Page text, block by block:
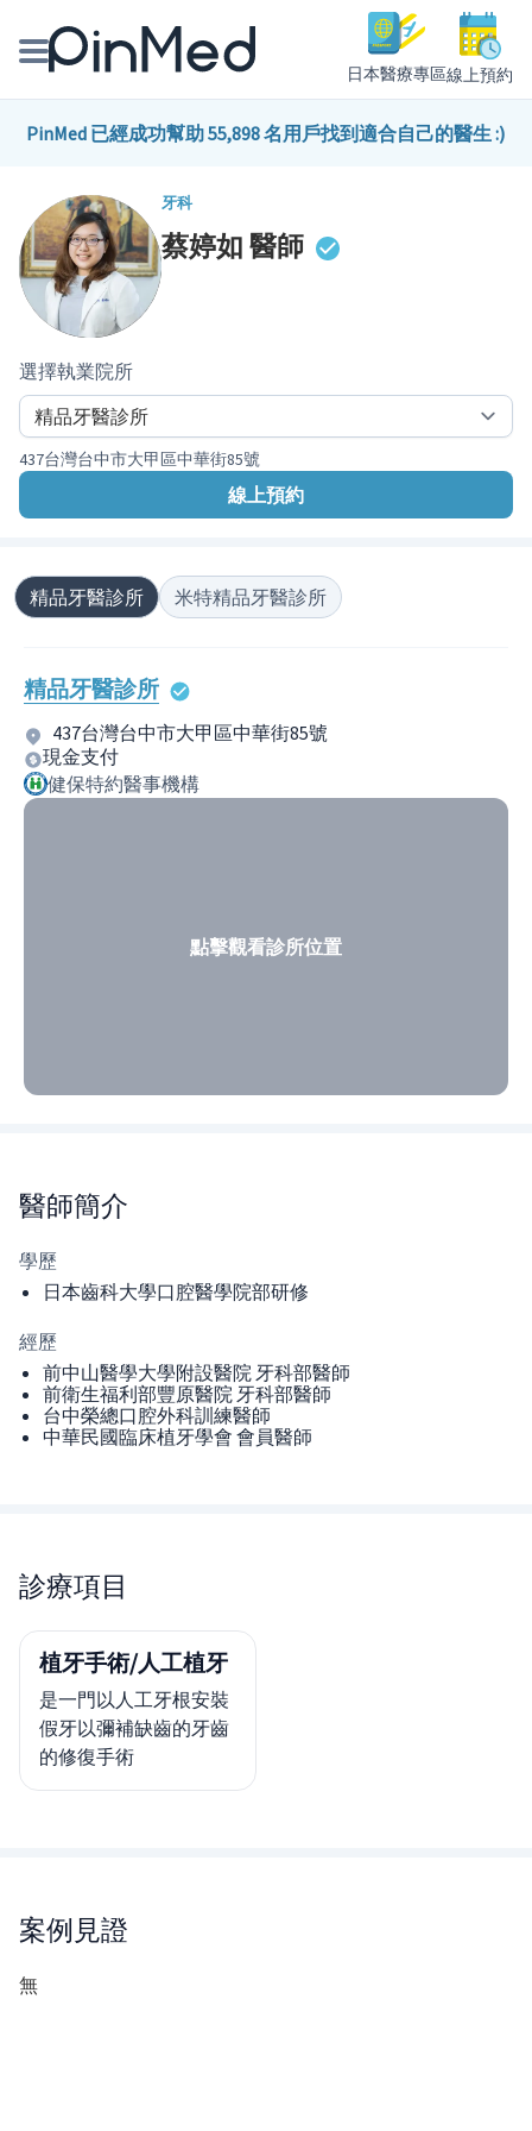
日本醫療專區線上預約
線上預約醫師、院所
醫師專欄專訪
健康主題館
PinMed 已經成功幫助 55,898 名用戶找到適合自己的醫生 :)
牙科
蔡婷如 醫師
選擇執業院所
437台灣台中市大甲區中華街85號
線上預約
精品牙醫診所 米特精品牙醫診所
精品牙醫診所
437台灣台中市大甲區中華街85號
現金支付
健保特約醫事機構
點擊觀看診所位置
醫師簡介
學歷
日本齒科大學口腔醫學院部研修
經歷
前中山醫學大學附設醫院 牙科部醫師
前衛生福利部豐原醫院 牙科部醫師
台中榮總口腔外科訓練醫師
中華民國臨床植牙學會 會員醫師
診療項目
植牙手術/人工植牙
是一門以人工牙根安裝
假牙以彌補缺齒的牙齒
的修復手術
案例見證
無